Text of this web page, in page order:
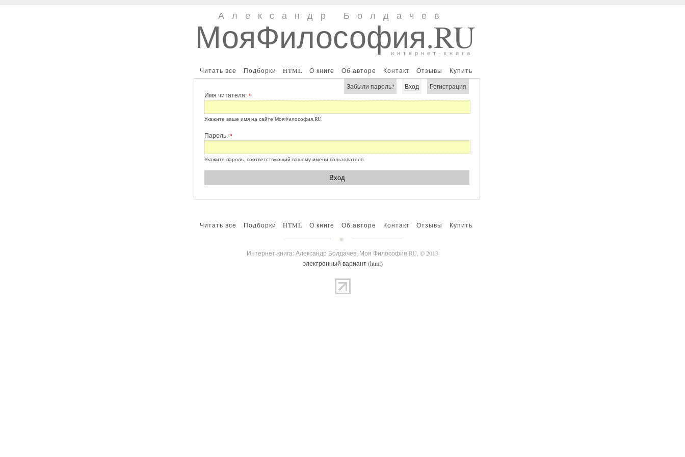
Александр Болдачев
МояФилософия.RU
интернет-книга
Читать все Подборки HTML О книге Об авторе Контакт Отзывы
Купить
Регистрация
Вход
Забыли пароль?
Имя читателя: *
Укажите ваше имя на сайте МояФилософия.RU.
Пароль: *
Укажите пароль, соответствующий вашему имени пользователя.
Читать все Подборки HTML О книге Об авторе Контакт Отзывы Купить
Интернет-книга: Александр Болдачев, Моя Философия.RU, © 2013
электронный вариант (html)